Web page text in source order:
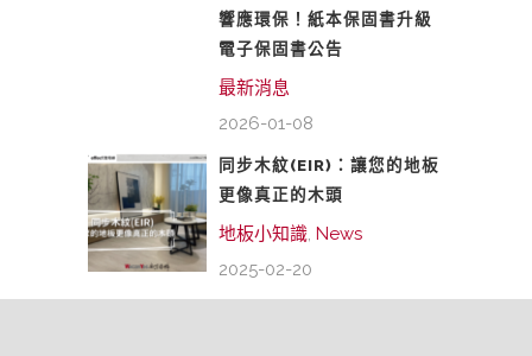
響應環保！紙本保固書升級
電子保固書公告
最新消息
2026-01-08
同步木紋(EIR)：讓您的地板
更像真正的木頭
地板小知識 News
2025-02-20